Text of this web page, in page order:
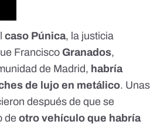
caso Púnica, la justicia
Francisco Granados,
de Madrid, habría
de lujo en metálico. Unas
después de que se
de otro vehículo que habría